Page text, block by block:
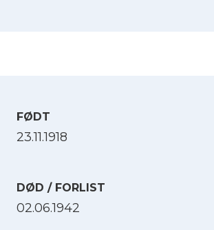
FØDT
23.11.1918
DØD / FORLIST
02.06.1942